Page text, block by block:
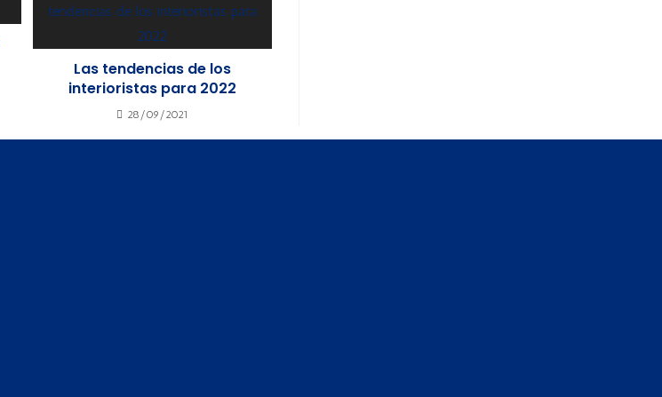
Las tendencias de los
interioristas para 2022
28/09/2021